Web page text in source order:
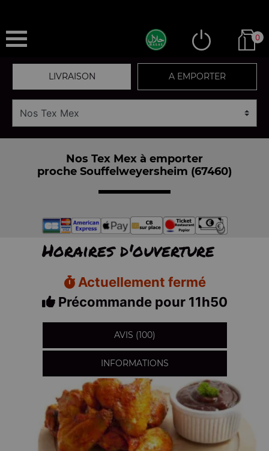
0
LIVRAISON A EMPORTER
Nos Tex Mex à emporter
proche Souffelweyersheim (67460)
Horaires d'ouverture
Actuellement fermé
Précommande pour 11h50
AVIS (100)
INFORMATIONS